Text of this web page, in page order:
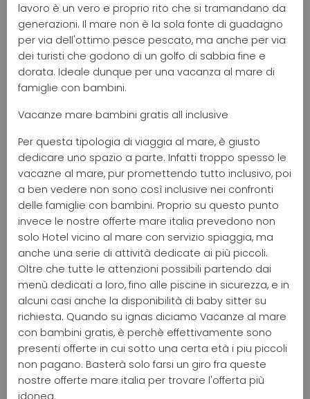
lavoro è un vero e proprio rito che si tramandano da
generazioni. Il mare non è la sola fonte di guadagno
per via dell'ottimo pesce pescato, ma anche per via
dei turisti che godono di un golfo di sabbia fine e
dorata. Ideale dunque per una vacanza al mare di
famiglie con bambini.
Vacanze mare bambini gratis all inclusive
Per questa tipologia di viaggia al mare, è giusto
dedicare uno spazio a parte. Infatti troppo spesso le
vacazne al mare, pur promettendo tutto inclusivo, poi
a ben vedere non sono così inclusive nei confronti
delle famiglie con bambini. Proprio su questo punto
invece le nostre offerte mare italia prevedono non
solo Hotel vicino al mare con servizio spiaggia, ma
anche una serie di attività dedicate ai più piccoli.
Oltre che tutte le attenzioni possibili partendo dai
menù dedicati a loro, fino alle piscine in sicurezza, e in
alcuni casi anche la disponibilità di baby sitter su
richiesta. Quando su ignas diciamo Vacanze al mare
con bambini gratis, è perchè effettivamente sono
presenti offerte in cui sotto una certa età i piu piccoli
non pagano. Basterà solo farsi un giro fra queste
nostre offerte mare italia per trovare l'offerta più
idonea.